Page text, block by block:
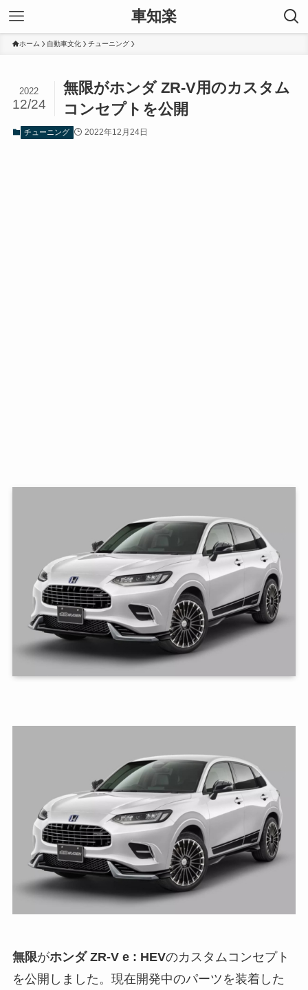
車知楽
ホーム 自動車文化 チューニング
無限がホンダ ZR-V用のカスタム
コンセプトを公開
2022
12/24
チューニング 2022年12月24日
無限がホンダ ZR-V e : HEVのカスタムコンセプト
を公開しました。現在開発中のパーツを装着した